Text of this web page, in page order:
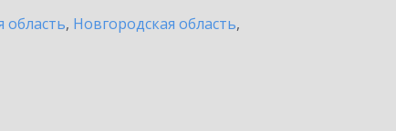
область, Новгородская область,